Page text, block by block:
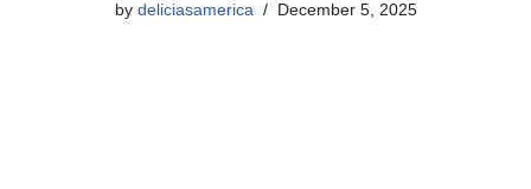
by deliciasamerica December 5, 2025